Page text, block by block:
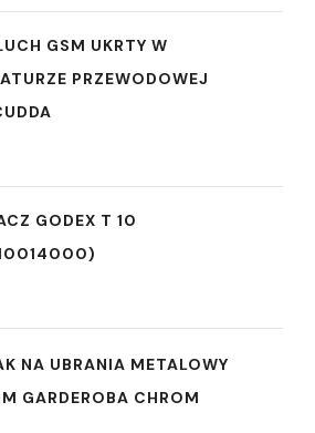
GSM UKRTY W
PRZEWODOWEJ
GODEX T 10
NA UBRANIA METALOWY
GARDEROBA CHROM